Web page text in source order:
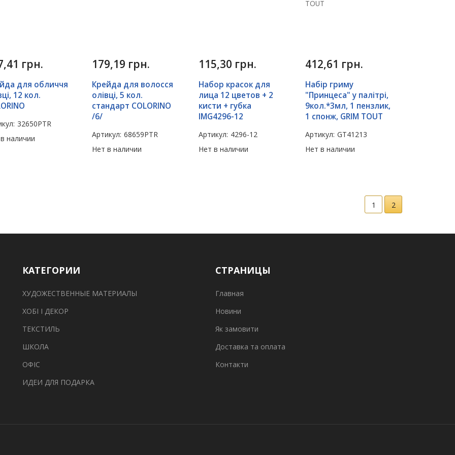
грн.
для обличчя
12 кол.
32650PTR
наличии
179,19 грн.
Крейда для волосся
олівці, 5 кол.
стандарт COLORINO
/6/
Артикул: 68659PTR
Нет в наличии
115,30 грн.
Набор красок для
лица 12 цветов + 2
кисти + губка
IMG4296-12
Артикул: 4296-12
Нет в наличии
412,61 грн.
Набір гриму
"Принцеса" у палітрі,
9кол.*3мл, 1 пензлик,
1 спонж, GRIM TOUT
Артикул: GT41213
Нет в наличии
1 2
КАТЕГОРИИ
ХУДОЖЕСТВЕННЫЕ МАТЕРИАЛЫ
ХОБІ І ДЕКОР
ТЕКСТИЛЬ
ШКОЛА
ОФІС
ИДЕИ ДЛЯ ПОДАРКА
СТРАНИЦЫ
Главная
Новини
Як замовити
Доставка та оплата
Контакти